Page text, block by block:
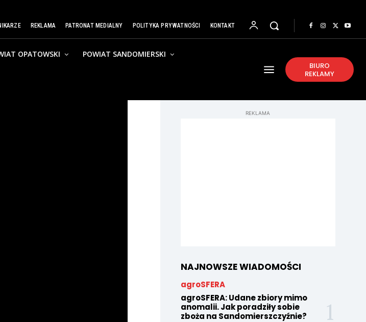
REKLAMA PATRONAT MEDIALNY POLITYKA PRYWATNOŚCI KONTAKT
OPATOWSKI POWIAT SANDOMIERSKI
BIURO
REKLAMY
REKLAMA
NAJNOWSZE WIADOMOŚCI
agroSFERA
agroSFERA: Udane zbiory mimo
anomalii. Jak poradziły sobie
zboża na Sandomierszczyźnie?